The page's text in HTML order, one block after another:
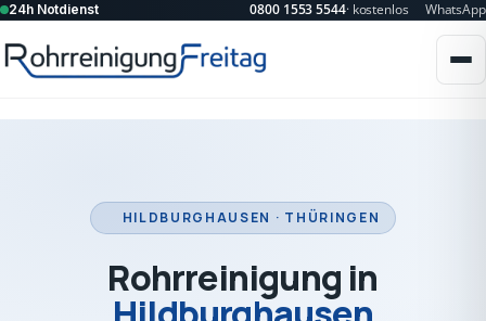
24h Notdienst 0800 1553 5544· kostenlos WhatsApp
HILDBURGHAUSEN · THÜRINGEN
Rohrreinigung in